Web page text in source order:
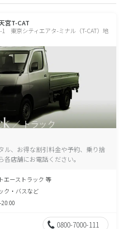
宮T-CAT
1 東京シティエアタ-ミナル（T-CAT）地
ル、お得な割引料金や予約、乗り捨
店舗にお電話ください。
エーストラック 等
ク・バスなど
20:00
0800-7000-111